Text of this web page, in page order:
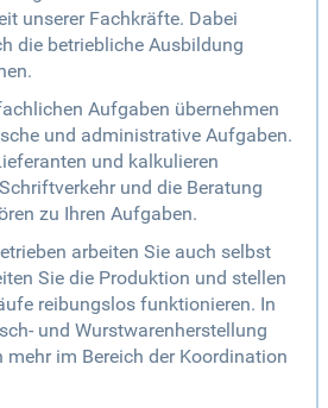
unserer Fachkräfte. Dabei
die betriebliche Ausbildung
Aufgaben übernehmen
und administrative Aufgaben.
und kalkulieren
und die Beratung
zu Ihren Aufgaben.
arbeiten Sie auch selbst
Sie die Produktion und stellen
reibungslos funktionieren. In
und Wurstwarenherstellung
mehr im Bereich der Koordination